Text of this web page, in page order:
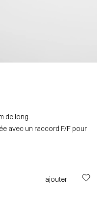
de long.
avec un raccord F/F pour
ajouter